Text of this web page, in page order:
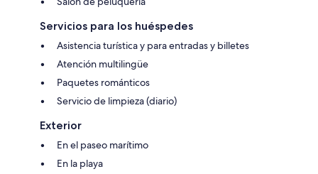
Servicios para los huéspedes
Asistencia turística y para entradas y billetes
Atención multilingüe
Paquetes románticos
Servicio de limpieza (diario)
Exterior
En el paseo marítimo
En la playa